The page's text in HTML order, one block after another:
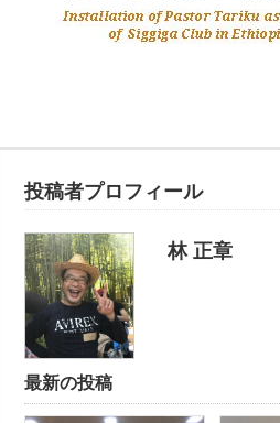
投稿者プロフィール
林 正章
最新の投稿